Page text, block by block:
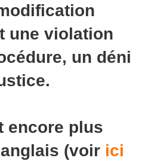
une violation
un déni
encore plus
(voir ici